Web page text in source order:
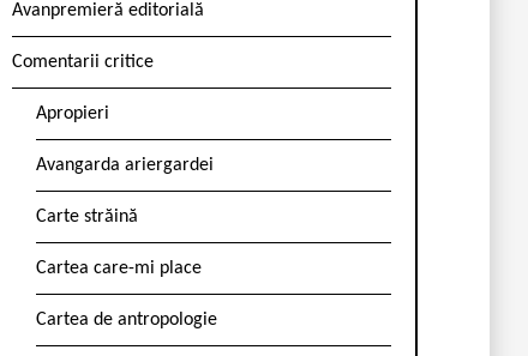
Avanpremieră editorială
Comentarii critice
Apropieri
Avangarda ariergardei
Carte străină
Cartea care-mi place
Cartea de antropologie